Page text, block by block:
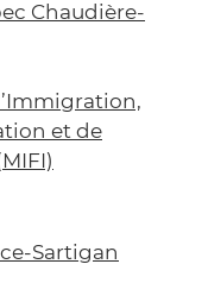
Chaudière-
et de
Sartigan